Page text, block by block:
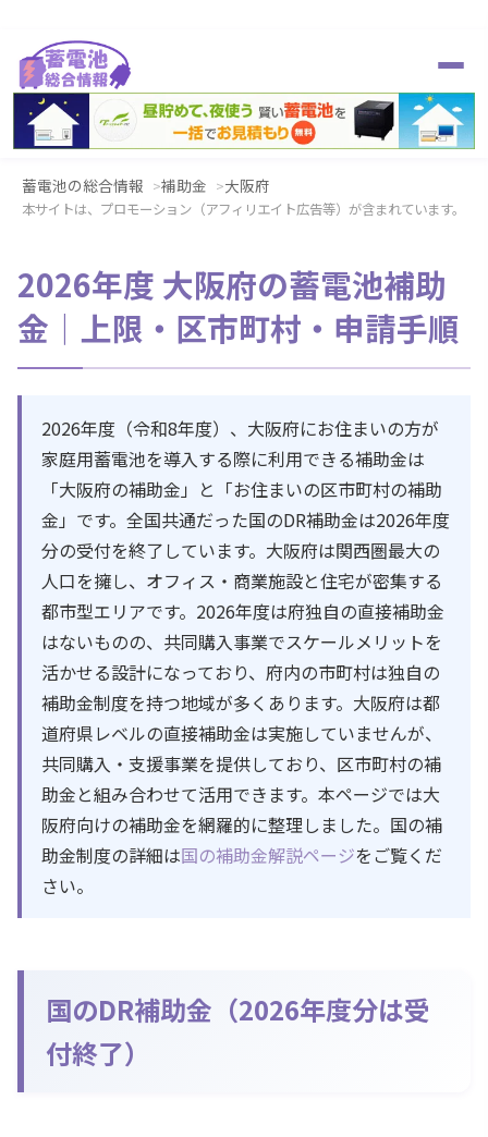
蓄電池の総合情報 補助金 大阪府
本サイトは、プロモーション（アフィリエイト広告等）が含まれています。
2026年度 大阪府の蓄電池補助
金｜上限・区市町村・申請手順
2026年度（令和8年度）、大阪府にお住まいの方が
家庭用蓄電池を導入する際に利用できる補助金は
「大阪府の補助金」と「お住まいの区市町村の補助
金」です。全国共通だった国のDR補助金は2026年度
分の受付を終了しています。大阪府は関西圏最大の
人口を擁し、オフィス・商業施設と住宅が密集する
都市型エリアです。2026年度は府独自の直接補助金
はないものの、共同購入事業でスケールメリットを
活かせる設計になっており、府内の市町村は独自の
補助金制度を持つ地域が多くあります。大阪府は都
道府県レベルの直接補助金は実施していませんが、
共同購入・支援事業を提供しており、区市町村の補
助金と組み合わせて活用できます。本ページでは大
阪府向けの補助金を網羅的に整理しました。国の補
助金制度の詳細は国の補助金解説ページをご覧くだ
さい。
国のDR補助金（2026年度分は受
付終了）